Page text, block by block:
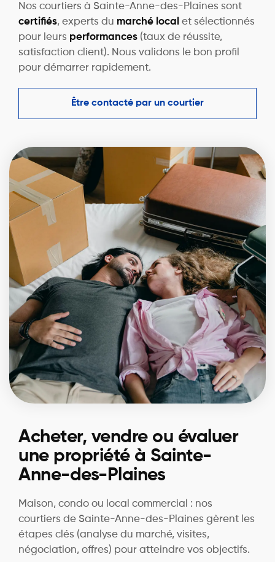
Nos courtiers à Sainte-Anne-des-Plaines sont
certifiés, experts du marché local et sélectionnés
pour leurs performances (taux de réussite,
satisfaction client). Nous validons le bon profil
pour démarrer rapidement.
Être contacté par un courtier
Acheter, vendre ou évaluer
une propriété à Sainte-
Anne-des-Plaines
Maison, condo ou local commercial : nos
courtiers de Sainte-Anne-des-Plaines gèrent les
étapes clés (analyse du marché, visites,
négociation, offres) pour atteindre vos objectifs.